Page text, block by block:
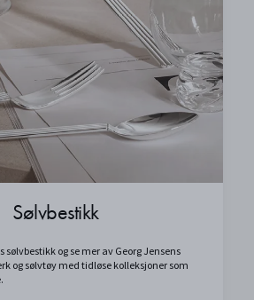
Sølvbestikk
sølvbestikk og se mer av Georg Jensens
og sølvtøy med tidløse kolleksjoner som